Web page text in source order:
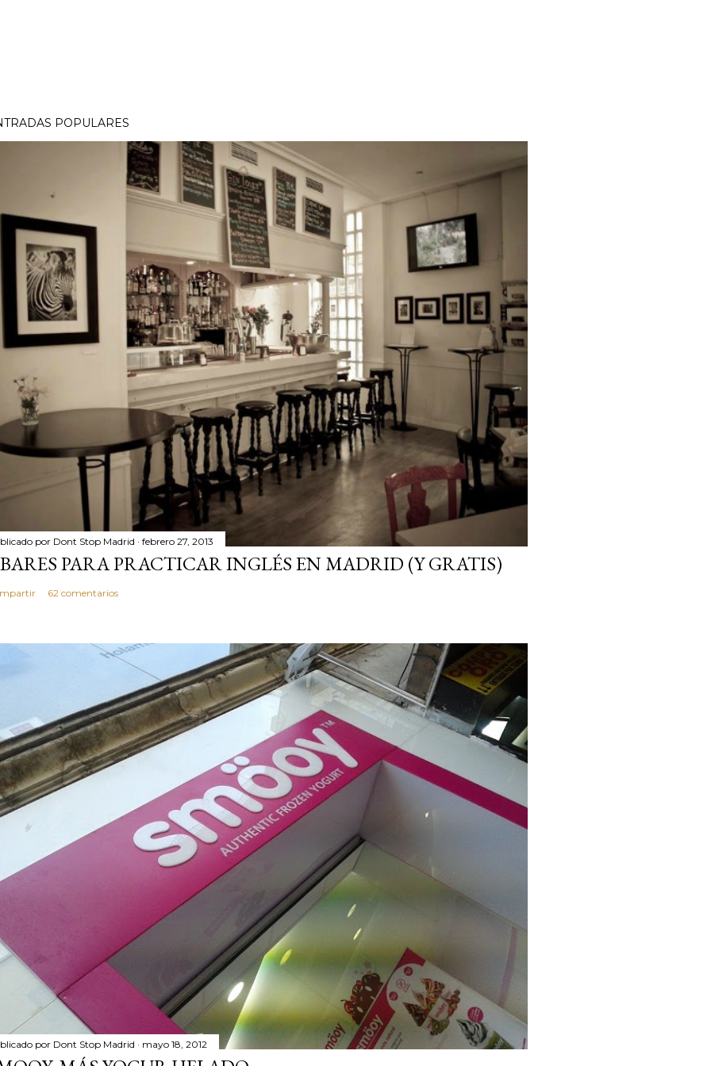
POPULARES
por Dont Stop Madrid febrero 27, 2013
PARA PRACTICAR INGLÉS EN MADRID (Y GRATIS)
62 comentarios
por Dont Stop Madrid mayo 18, 2012